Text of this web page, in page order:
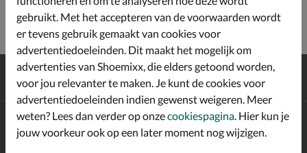
Gratisverzending en retour*
Achterafbetalen
Altijd op de hoogte zijn?
Schrijf je in voor de Shoemixx nieuwsbrief en ontvang €10,-
gebruikt. Met het accepteren van de voorwaarden wordt
er tevens gebruik gemaakt van cookies voor
advertentiedoeleinden. Dit maakt het mogelijk om
advertenties van Shoemixx, die elders getoond worden,
voor jou relevanter te maken. Je kunt de cookies voor
advertentiedoeleinden indien gewenst weigeren. Meer
weten? Lees dan verder op onzecookiespagina . Hier kun je
jouw voorkeur ook op een later moment nog wijzigen.